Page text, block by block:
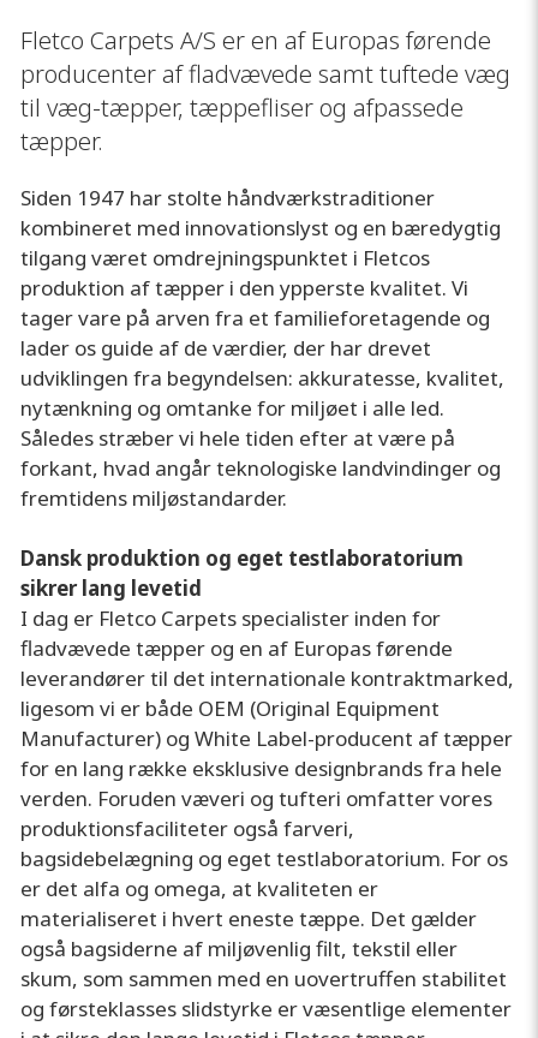
Fletco Carpets A/S er en af Europas førende
producenter af fladvævede samt tuftede væg
til væg-tæpper, tæppefliserog afpassede
tæpper.
Siden 1947 har stolte håndværkstraditioner
kombineret med innovationslyst og en bæredygtig
tilgang været omdrejningspunktet i Fletcos
produktion af tæpper i den ypperste kvalitet. Vi
tager vare på arven fra et familieforetagende og
lader os guide af de værdier, der har drevet
udviklingen fra begyndelsen: akkuratesse, kvalitet,
nytænkning og omtanke for miljøet i alle led.
Således stræber vi hele tiden efter at være på
forkant, hvad angår teknologiske landvindinger og
fremtidens miljøstandarder.
Dansk produktion og eget testlaboratorium
sikrer lang levetid
I dag er Fletco Carpets specialister inden for
fladvævede tæpper og en af Europas førende
leverandører til det internationale kontraktmarked,
ligesom vi er både OEM (Original Equipment
Manufacturer) og White Label-producent af tæpper
for en lang række eksklusive designbrands fra hele
verden. Foruden væveri og tufteri omfatter vores
produktionsfaciliteter også farveri,
bagsidebelægning og eget testlaboratorium. For os
er det alfa og omega, at kvaliteten er
materialiseret i hvert eneste tæppe. Det gælder
også bagsiderne af miljøvenlig filt, tekstil eller
skum, som sammen med en uovertruffen stabilitet
og førsteklasses slidstyrke er væsentlige elementer